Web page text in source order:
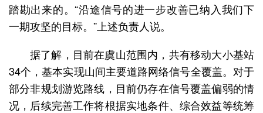
踏勘出来的。“沿途信号的进一步改善已纳入我们下
一期攻坚的目标。”上述负责人说。
据了解，目前在虞山范围内，共有移动大小基站
34个，基本实现山间主要道路网络信号全覆盖。对于
部分非规划游览路线，目前仍存在信号覆盖偏弱的情
况，后续完善工作将根据实地条件、综合效益等统筹